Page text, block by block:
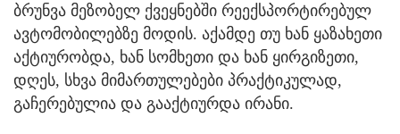
ბრუნვა მეზობელ ქვეყნებში რეექსპორტირებულ
ავტომობილებზე მოდის. აქამდე თუ ხან ყაზახეთი
აქტიურობდა, ხან სომხეთი და ხან ყირგიზეთი,
დღეს, სხვა მიმართულებები პრაქტიკულად,
გაჩერებულია და გააქტიურდა ირანი.